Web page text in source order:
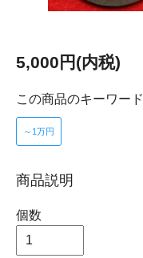
5,000円(内税)
この商品のキーワード
～1万円
商品説明
個数